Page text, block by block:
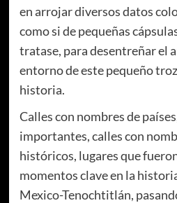
en arrojar diversos datos
como si de pequeñas
tratase, para desentreñar el
entorno de este pequeño
historia.
Calles con nombres de
importantes, calles con
históricos, lugares que
momentos clave en la
Mexico-Tenochtitlán,